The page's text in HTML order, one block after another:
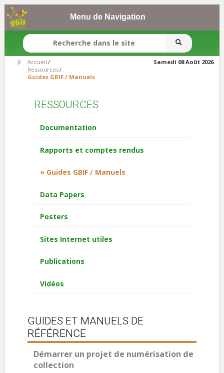
Menu de Navigation
FORMULAIRE DE RECHERCHE
Samedi 08 Août 2026
Accueil /
Ressources/
Guides GBIF / Manuels
RESSOURCES
Documentation
Rapports et comptes rendus
Guides GBIF / Manuels
Data Papers
Posters
Sites Internet utiles
Publications
Vidéos
GUIDES ET MANUELS DE
RÉFÉRENCE
Démarrer un projet de numérisation de
collection